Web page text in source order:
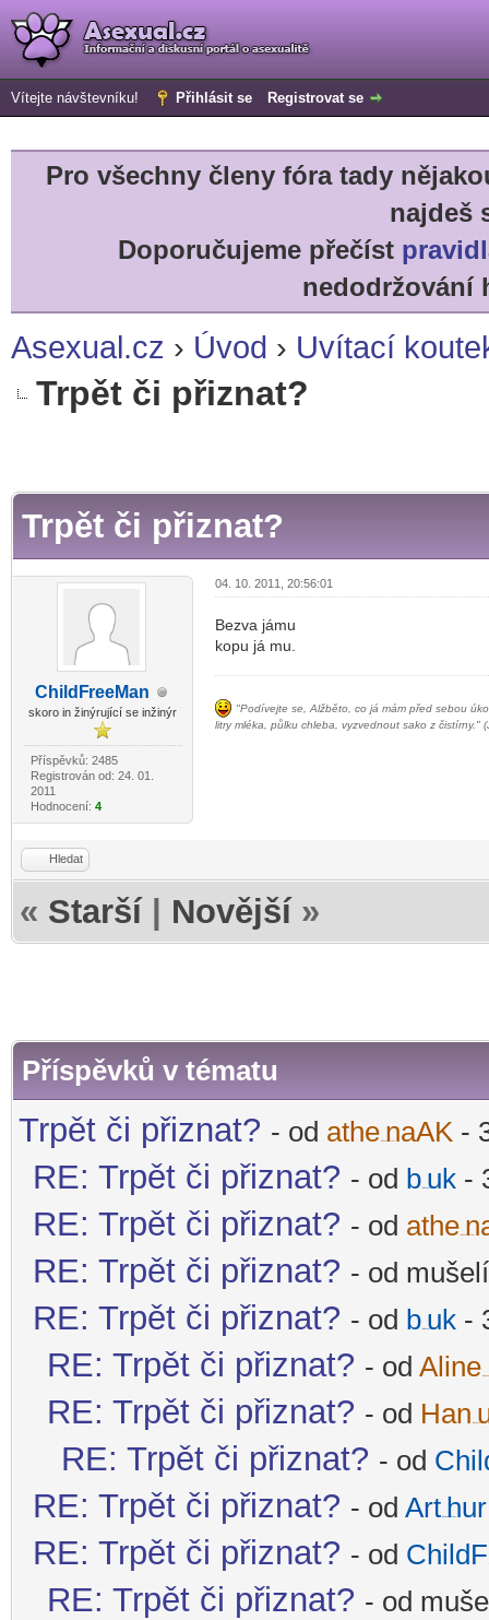
Vítejte návštevníku! Přihlásit se Registrovat se
Pro všechny členy fóra tady
najdeš
Doporučujeme přečíst
nedodržování
Asexual.cz › Úvod › Uvítací
Trpět či přiznat?
Trpět či přiznat?
ChildFreeMan
skoro in žinýrující se inžinýr
Příspěvků: 2485
Registrován od: 24. 01.
2011
Hodnocení: 4
04. 10. 2011, 20:56:01
Bezva jámu
kopu já mu.
"Podívejte se, Alžběto, co já mám před sebou
litry mléka, půlku chleba, vyzvednout sako z čistírny."
Hledat
« Starší Novější »
Příspěvků v tématu
Trpět či přiznat? - od athe -diskusni-forum-
naAK -
RE: Trpět či přiznat? - od b -diskusni-forum-
uk -
RE: Trpět či přiznat? - od athe -diskusni-forum-
RE: Trpět či přiznat? - od
RE: Trpět či přiznat? - od b -diskusni-forum-
uk -
RE: Trpět či přiznat? - od Aline -
RE: Trpět či přiznat? - od Han -diskusni-forum-
RE: Trpět či přiznat? - od
RE: Trpět či přiznat? - od Art -diskusni-forum-
hur
RE: Trpět či přiznat? - od ChildF
RE: Trpět či přiznat? - od